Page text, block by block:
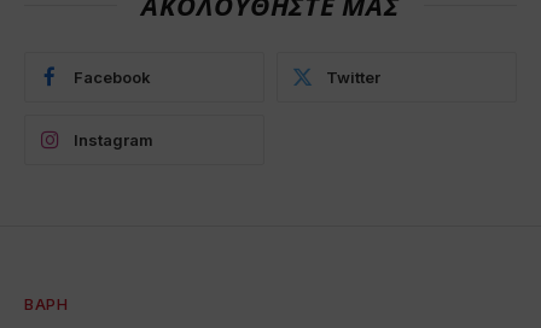
Facebook Twitter
Instagram
ΒΆΡΗ